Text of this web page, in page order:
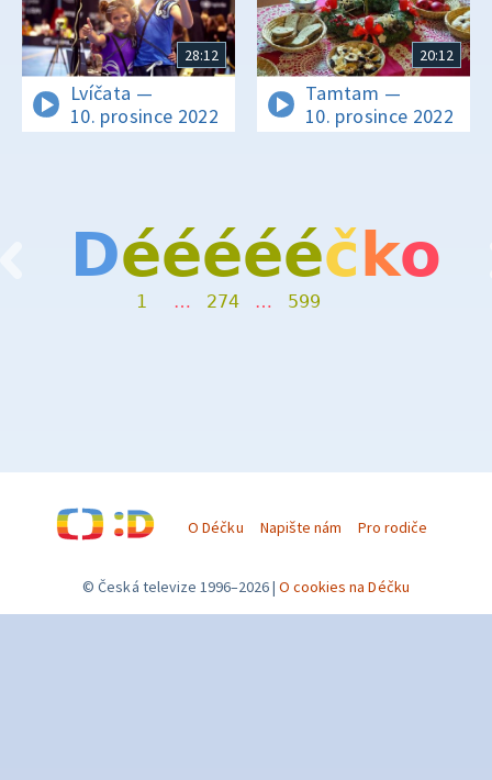
28:12
Lvíčata —
10. prosince 2022
20:12
Tamtam —
10. prosince 2022
Dé
1
é
…
é
274
é
…
é
599
č ko
O Déčku Napište nám Pro rodiče
© Česká televize 1996–2026 O cookies na Déčku